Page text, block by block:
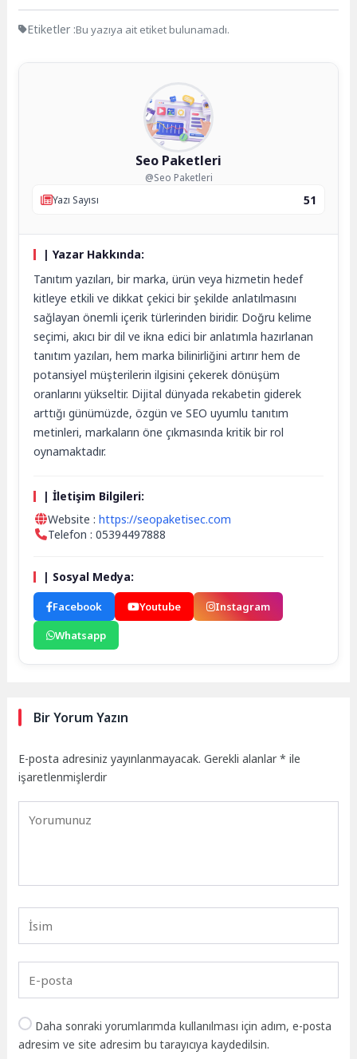
Etiketler :Bu yazıya ait etiket bulunamadı.
Seo Paketleri
@Seo Paketleri
Yazı Sayısı
51
| Yazar Hakkında:
Tanıtım yazıları, bir marka, ürün veya hizmetin hedef
kitleye etkili ve dikkat çekici bir şekilde anlatılmasını
sağlayan önemli içerik türlerinden biridir. Doğru kelime
seçimi, akıcı bir dil ve ikna edici bir anlatımla hazırlanan
tanıtım yazıları, hem marka bilinirliğini artırır hem de
potansiyel müşterilerin ilgisini çekerek dönüşüm
oranlarını yükseltir. Dijital dünyada rekabetin giderek
arttığı günümüzde, özgün ve SEO uyumlu tanıtım
metinleri, markaların öne çıkmasında kritik bir rol
oynamaktadır.
| İletişim Bilgileri:
Website :https://seopaketisec.com
Telefon : 05394497888
| Sosyal Medya:
Facebook Youtube
Instagram
Whatsapp
Bir Yorum Yazın
E-posta adresiniz yayınlanmayacak. Gerekli alanlar* ile
işaretlenmişlerdir
Daha sonraki yorumlarımda kullanılması için adım, e-posta
adresim ve site adresim bu tarayıcıya kaydedilsin.